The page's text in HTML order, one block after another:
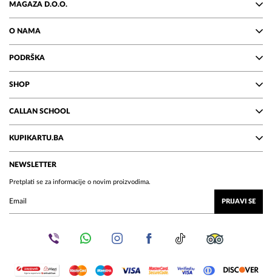
MAGAZA D.O.O.
O NAMA
PODRŠKA
SHOP
CALLAN SCHOOL
KUPIKARTU.BA
NEWSLETTER
Pretplati se za informacije o novim proizvodima.
PRIJAVI SE